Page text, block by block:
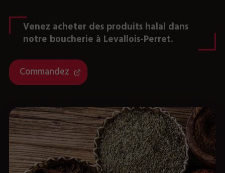
Venez acheter des produits halal dans
notre boucherie à Levallois-Perret.
Commandez